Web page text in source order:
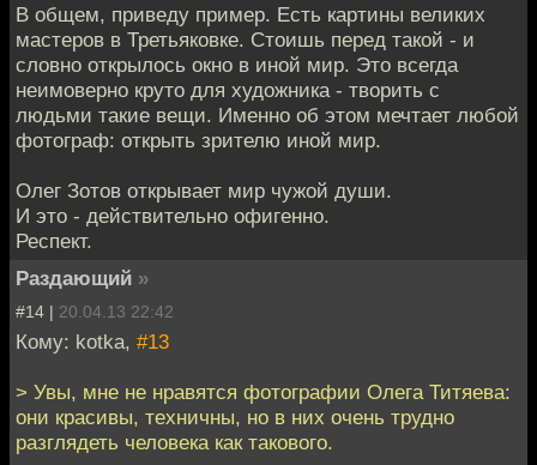
В общем, приведу пример. Есть картины великих
мастеров в Третьяковке. Стоишь перед такой - и
словно открылось окно в иной мир. Это всегда
неимоверно круто для художника - творить с
людьми такие вещи. Именно об этом мечтает любой
фотограф: открыть зрителю иной мир.
Олег Зотов открывает мир чужой души.
И это - действительно офигенно.
Респект.
Раздающий »
#14 | 20.04.13 22:42
Кому: kotka, #13
> Увы, мне не нравятся фотографии Олега Титяева:
они красивы, техничны, но в них очень трудно
разглядеть человека как такового.